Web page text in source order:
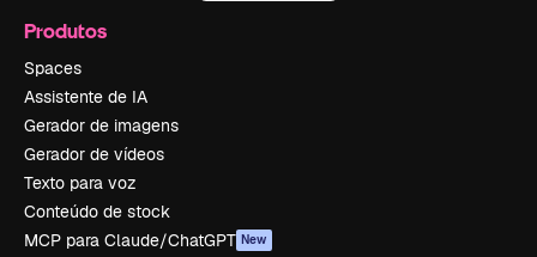
Produtos
Spaces
Assistente de IA
Gerador de imagens
Gerador de vídeos
Texto para voz
Conteúdo de stock
MCP para Claude/ChatGPT New